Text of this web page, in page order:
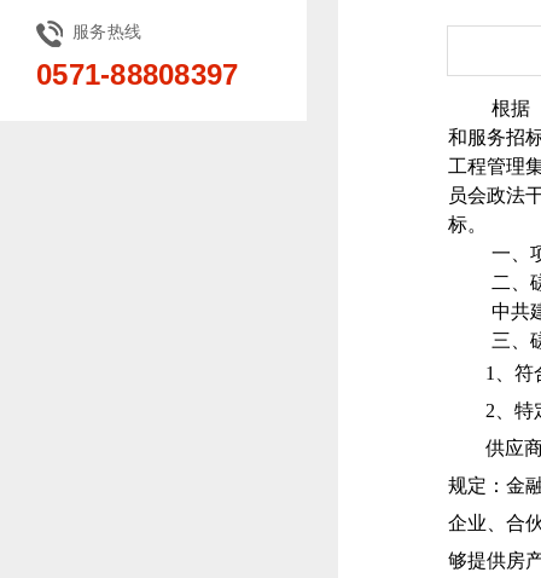
服务热线
0571-88808397
根据
和服务招
工程管理
员会政法
标。
一、
二、
中共
三、
1、符
2、特
供应
规定：金
企业、合
够提供房